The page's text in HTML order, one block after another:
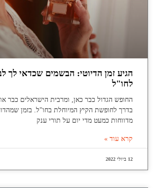
הגיע זמן הדיוטי: הבשמים שכדאי לך
לחו"ל
החופש הגדול כבר כאן, ומרבית הישראלים כבר
בדרך לחופשת הקיץ המיוחלת בחו"ל. בזמן
מדווחות כמעט מדי יום על תורי ענק
קרא עוד »
12 ביולי 2022